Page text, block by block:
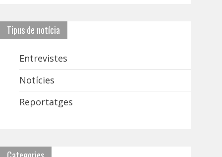
Tipus de notícia
Entrevistes
Notícies
Reportatges